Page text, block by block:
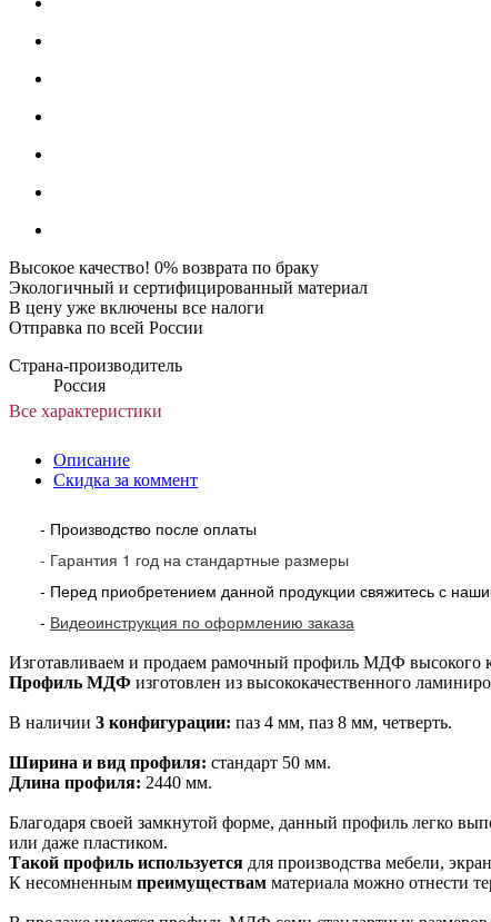
Высокое качество! 0% возврата по браку
Экологичный и сертифицированный материал
В цену уже включены все налоги
Отправка по всей России
Страна-производитель
Россия
Все характеристики
Описание
Скидка за коммент
- Производство после оплаты
- Гарантия 1 год на стандартные размеры
- Перед приобретением данной продукции свяжитесь с
- Видеоинструкция по оформлению заказа
Изготавливаем и продаем рамочный профиль МДФ высокого
Профиль МДФ изготовлен из высококачественного
В наличии 3 конфигурации: паз 4 мм, паз 8 мм, четверть.
Ширина и вид профиля: стандарт 50 мм.
Длина профиля: 2440 мм.
Благодаря своей замкнутой форме, данный профиль легко
или даже пластиком.
Такой профиль используется для производства мебели,
К несомненным преимуществам материала можно отнести